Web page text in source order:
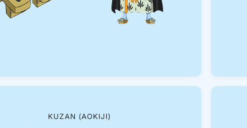
KUZAN (AOKIJI)